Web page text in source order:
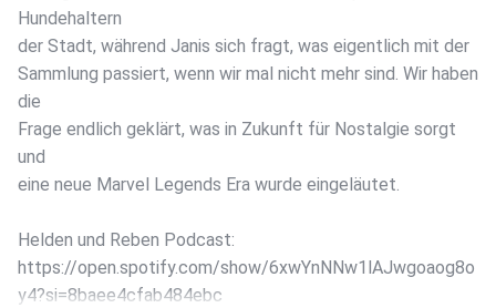
Hundehaltern
der Stadt, während Janis sich fragt, was eigentlich mit der
Sammlung passiert, wenn wir mal nicht mehr sind. Wir haben
die
Frage endlich geklärt, was in Zukunft für Nostalgie sorgt
und
eine neue Marvel Legends Era wurde eingeläutet.
Helden und Reben Podcast:
https://open.spotify.com/show/6xwYnNNw1lAJwgoaog8o
y4?si=8baee4cfab484ebc